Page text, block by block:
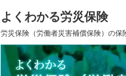
よくわかる労災保険
労災保険（労働者災害補償保険）の保